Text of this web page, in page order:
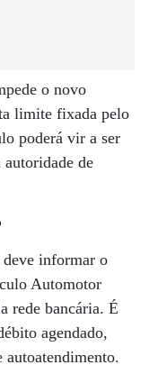
o novo
limite fixada pelo
poderá vir a ser
de
deve informar o
Automotor
rede bancária. É
agendado,